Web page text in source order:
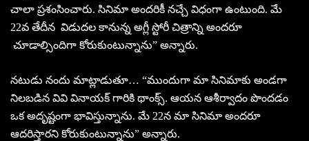
చాలా ప్రశంసించారు. సినిమా అందరికీ నచ్చే విధంగా ఉంటుంది. మే
22వ తేదీన విడుదల కానున్న అగ్లీ స్టోరీ చిత్రాన్ని అందరూ
చూడాల్సిందిగా కోరుకుంటున్నాను” అన్నారు.
నటుడు నందు మాట్లాడుతూ… “ముందుగా మా సినిమాకు అండగా
నిలబడిన వివి వినాయక్ గారికి థాంక్స్. ఆయన ఆశీర్వాదం పొందడం
ఒక అదృష్టంగా భావిస్తున్నాను. మే 22న మా సినిమా అందరూ
ఆదరిస్తారని కోరుకుంటున్నాను” అన్నారు.